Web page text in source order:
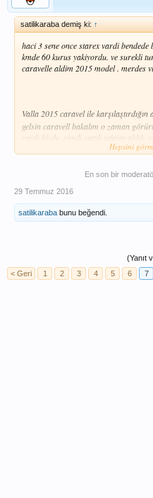
satilikaraba demiş ki: ↑
haci 3 sene once starex vardi
kmde 60 kurus yakiyordu. ve surekli
caravelle aldim 2015 model . merdes
Valla 2015 caravel ile
gelsin caravell bakalım o zaman
vardı bizde, şimdi sattık sıfırını
km'de tüketimi fazla şöyleki , araç
bindik, bir kez turbo sıkıntımız oldu
Hepsini
En son bir
29 Temmuz 2016
satilikaraba bunu beğendi.
(Yanıt
< Geri
1 2 3 4 5 6 7